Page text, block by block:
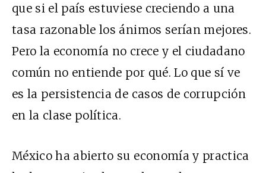
que si el país estuviese creciendo a una
tasa razonable los ánimos serían mejores.
Pero la economía no crece y el ciudadano
común no entiende por qué. Lo que sí ve
es la persistencia de casos de corrupción
en la clase política.
México ha abierto su economía y practica